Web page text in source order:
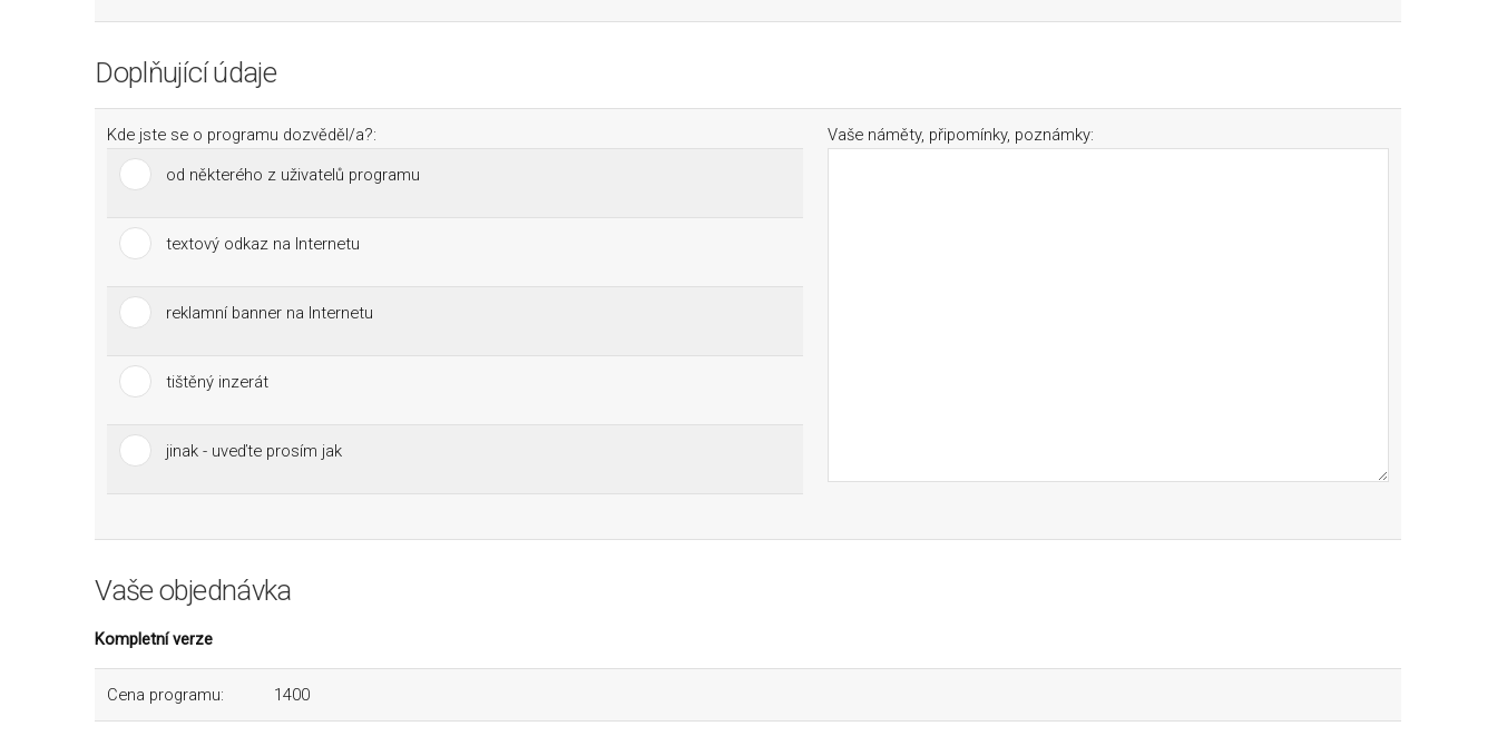
Doplňující údaje
Kde jste se o programu dozvěděl/a?:
od některého z uživatelů programu
textový odkaz na Internetu
reklamní banner na Internetu
tištěný inzerát
jinak - uveďte prosím jak
Vaše náměty, připomínky, poznámky:
Vaše objednávka
Kompletní verze
Cena programu: 1400